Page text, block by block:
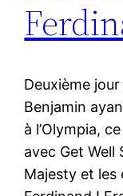
Deuxième
Benjamin
à l’Olympia,
avec Get Well
Majesty et les